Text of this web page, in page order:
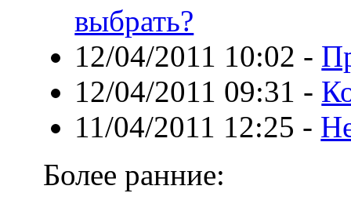
выбрать?
12/04/2011 10:02 -
12/04/2011 09:31 -
11/04/2011 12:25 -
Более ранние: